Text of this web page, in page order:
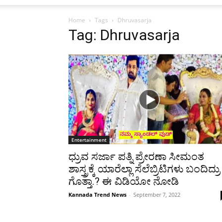
Home Tags Dhruvasarja
Tag: Dhruvasarja
Entertainment
ಧ್ರುವ ಸರ್ಜಾ ಪತ್ನಿ ಪ್ರೇರಣಾ ಸೀಮಂತ
ಶಾಸ್ತ್ರಕ್ಕೆ ಯಾರೆಲ್ಲಾ ಸೆಲೆಬ್ರಿಟಿಗಳು ಬಂದಿದ್ರು
ಗೊತ್ತಾ.? ಈ ವಿಡಿಯೋ ನೋಡಿ
Kannada Trend News - September 7, 2022